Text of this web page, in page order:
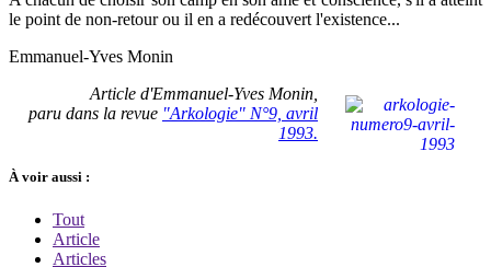
le point de non-retour ou il en a redécouvert l'existence...
Emmanuel-Yves Monin
Article d'Emmanuel-Yves Monin,
paru dans la revue "Arkologie" N°9, avril
1993.
À voir aussi :
Tout
Article
Articles